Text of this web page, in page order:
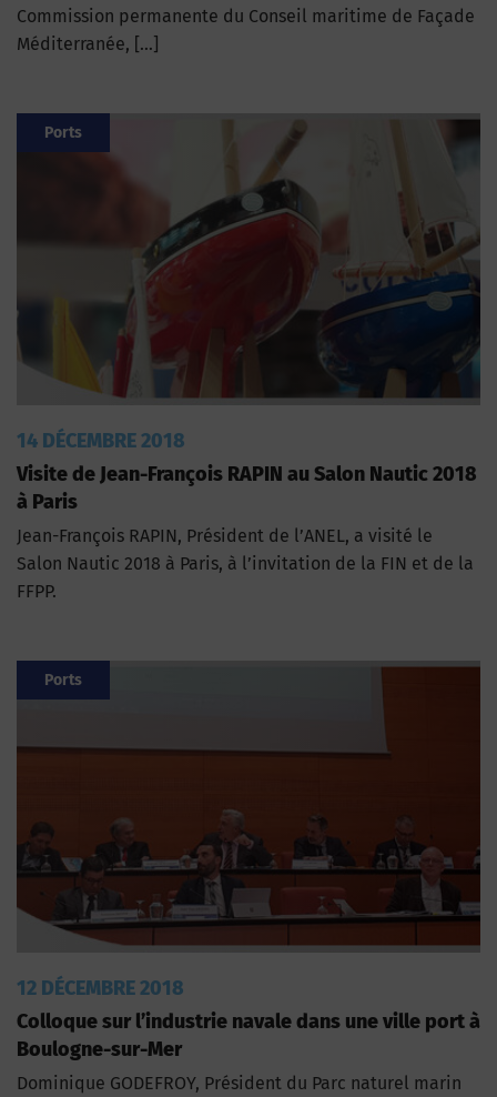
Commission permanente du Conseil maritime de Façade
Méditerranée, […]
Ports
14 DÉCEMBRE 2018
Visite de Jean-François RAPIN au Salon Nautic 2018
à Paris
Jean-François RAPIN, Président de l’ANEL, a visité le
Salon Nautic 2018 à Paris, à l’invitation de la FIN et de la
FFPP.
Ports
12 DÉCEMBRE 2018
Colloque sur l’industrie navale dans une ville port à
Boulogne-sur-Mer
Dominique GODEFROY, Président du Parc naturel marin